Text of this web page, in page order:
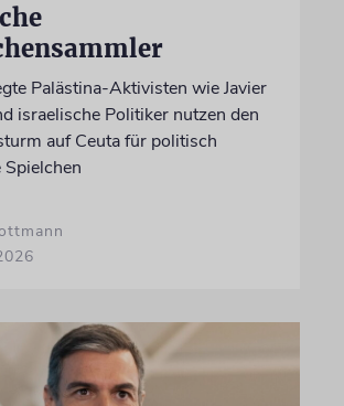
Palästina-Aktivisten wie Javier
israelische Politiker nutzen den
auf Ceuta für politisch